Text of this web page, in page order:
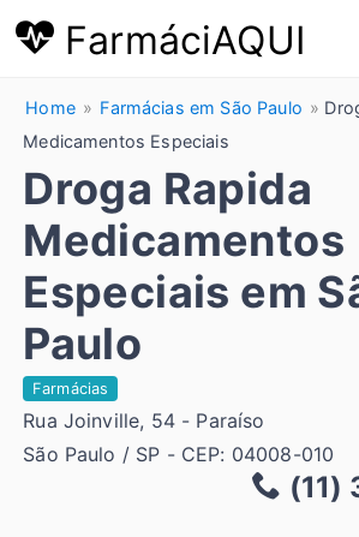
FarmáciAQUI
Home Farmácias em São Paulo
Medicamentos Especiais
Droga Rapida
Medicamentos
Especiais em
Paulo
Farmácias
Rua Joinville, 54 - Paraíso
São Paulo / SP - CEP: 04008-010
(11)